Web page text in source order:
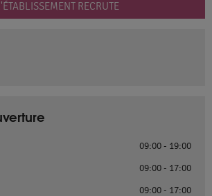
RECRUTE
09:00 - 19:00
09:00 - 17:00
09:00 - 17:00